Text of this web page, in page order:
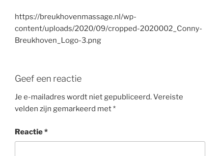
https://breukhovenmassage.nl/wp-
content/uploads/2020/09/cropped-2020002_Conny-
Breukhoven_Logo-3.png
Geef een reactie
Je e-mailadres wordt niet gepubliceerd.Vereiste
velden zijn gemarkeerd met*
Reactie*